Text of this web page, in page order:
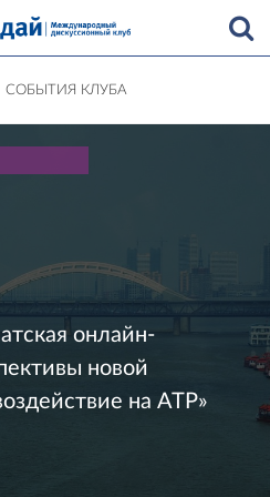
СОБЫТИЯ КЛУБА
онлайн-
новой
на АТР»